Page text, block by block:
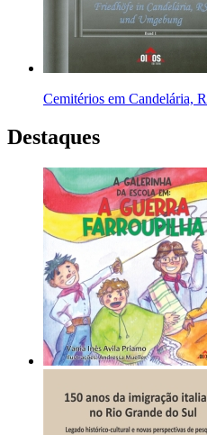
Cemitérios em Candelária,
Destaques